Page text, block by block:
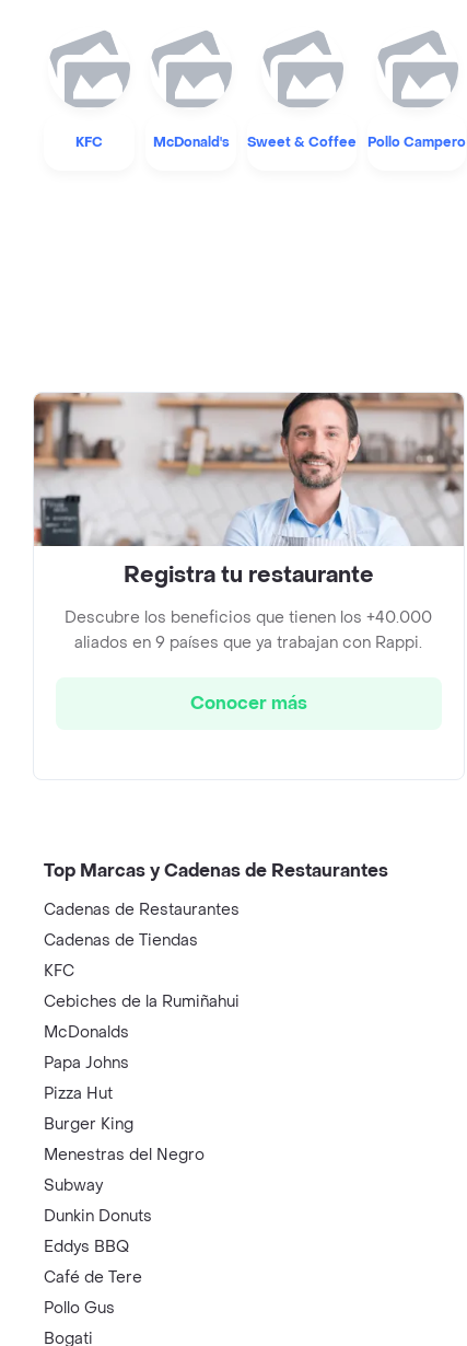
KFC McDonald's Sweet & Coffee Pollo Campero
Registra tu restaurante
Descubre los beneficios que tienen los +40.000
aliados en 9 países que ya trabajan con Rappi.
Conocer más
Top Marcas y Cadenas de Restaurantes
Cadenas de Restaurantes
Cadenas de Tiendas
KFC
Cebiches de la Rumiñahui
McDonalds
Papa Johns
Pizza Hut
Burger King
Menestras del Negro
Subway
Dunkin Donuts
Eddys BBQ
Café de Tere
Pollo Gus
Bogati